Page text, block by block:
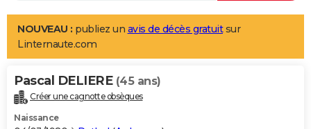
LIFESTYLE
Art de vivre
Bien-être
Loisirs
Mode
Modes de vie
Alimentation
Guide de la santé
Maladies
Médicaments
Sommeil
VOYAGE
Destinations
City break
Voyage nature
Voyage de noces
Forum
Climat
+PHOTO
NOUVEAU : publiez un avis de décès gratuitsur
Linternaute.com
Pascal DELIERE (45 ans)
Créer une cagnotte obsèques
Naissance